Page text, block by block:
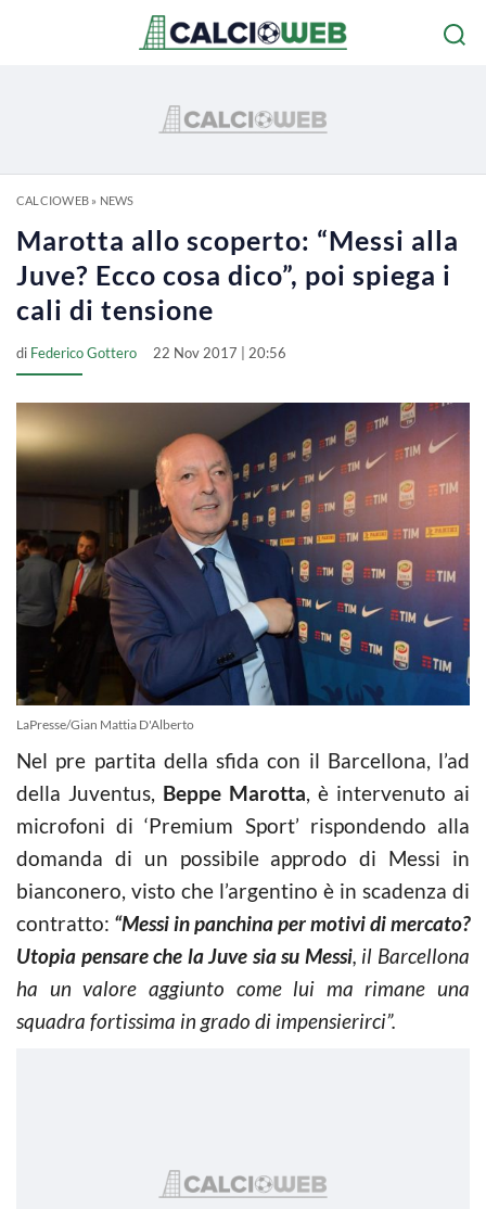
CALCIOWEB» NEWS
Marotta allo scoperto: “Messi alla
Juve? Ecco cosa dico”, poi spiega i
cali di tensione
di Federico Gottero 22 Nov 2017 | 20:56
LaPresse/Gian Mattia D'Alberto
Nel pre partita della sfida con il Barcellona, l’ad
della Juventus, Beppe Marotta, è intervenuto ai
microfoni di ‘Premium Sport’ rispondendo alla
domanda di un possibile approdo di Messi in
bianconero, visto che l’argentino è in scadenza di
contratto: “Messi in panchina per motivi di mercato?
Utopia pensare che la Juve sia su Messi, il Barcellona
ha un valore aggiunto come lui ma rimane una
squadra fortissima in grado di impensierirci”.